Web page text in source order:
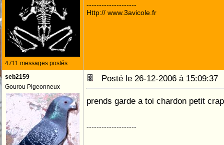
4711 messages postés
--------------------
Http:// www.3avicole.fr
seb2159
Gourou Pigeonneux
Posté le 26-12-2006 à
prends garde a toi chardon petit
--------------------